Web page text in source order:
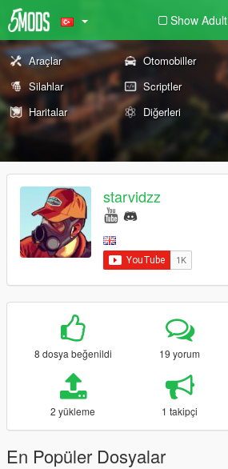
Show Adult
Araçlar Otomobiller
Silahlar
Scriptler
Haritalar
Diğerleri
starvidzz
8 dosya beğenildi 19 yorum
2 yükleme 1 takipçi
En Popüler Dosyalar